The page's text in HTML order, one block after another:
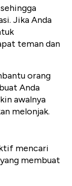
Jika Anda
teman dan
orang
Anda
awalnya
melonjak.
mencari
membuat